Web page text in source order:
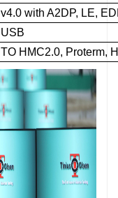
v4.0 with A2DP, LE,
USB
TO HMC2.0, Proterm,